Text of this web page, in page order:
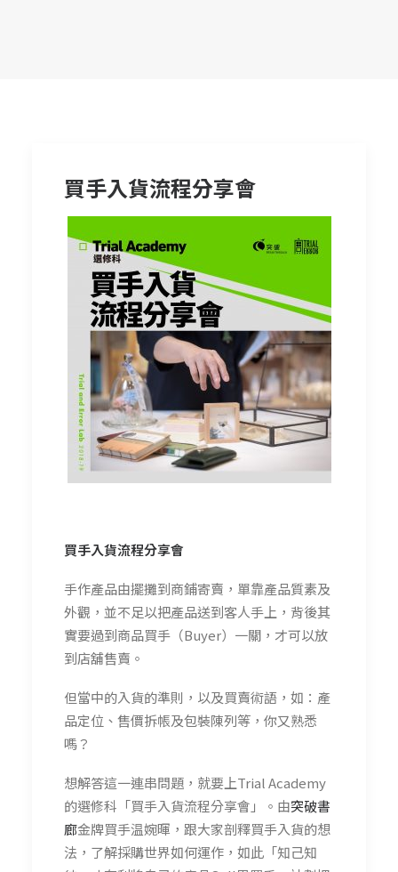
買手入貨流程分享會
買手入貨流程分享會
手作產品由擺攤到商鋪寄賣，單靠產品質素及
外觀，並不足以把產品送到客人手上，背後其
實要過到商品買手（Buyer）一關，才可以放
到店舖售賣。
但當中的入貨的準則，以及買賣術語，如：產
品定位、售價拆帳及包裝陳列等，你又熟悉
嗎？
想解答這一連串問題，就要上Trial Academy
的選修科「買手入貨流程分享會」。由突破書
廊金牌買手温婉暉，跟大家剖釋買手入貨的想
法，了解採購世界如何運作，如此「知己知